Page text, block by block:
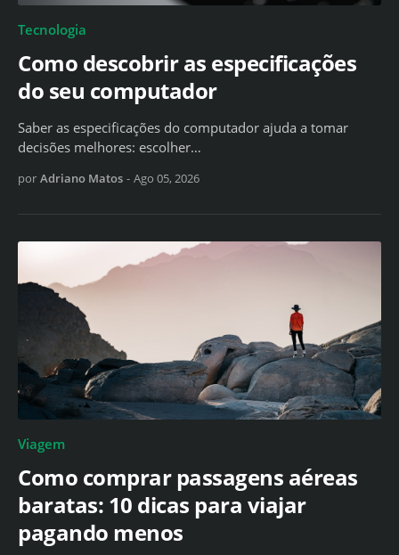
Tecnologia
Como descobrir as especificações
do seu computador
Saber as especificações do computador ajuda a tomar
decisões melhores: escolher…
por Adriano Matos - Ago 05, 2026
Viagem
Como comprar passagens aéreas
baratas: 10 dicas para viajar
pagando menos